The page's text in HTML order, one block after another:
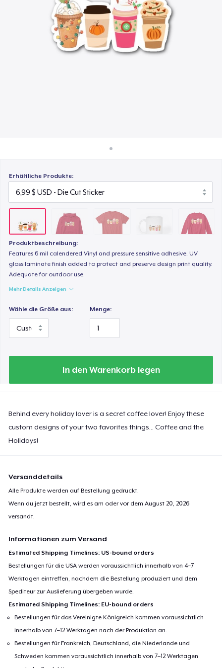
Überall verkaufen
Etwas verkaufen
Erhältliche Produkte:
Produktbeschreibung:
Features 6 mil calendered Vinyl and pressure sensitive adhesive. UV
gloss laminate finish added to protect and preserve design print quality.
Adequate for outdoor use.
Mehr Details Anzeigen
Wähle die Größe aus: Menge:
In den Warenkorb legen
Behind every holiday lover is a secret coffee lover! Enjoy these
custom designs of your two favorites things... Coffee and the
Holidays!
Versanddetails
Alle Produkte werden auf Bestellung gedruckt.
Wenn du jetzt bestellt, wird es am oder vor demAugust 20, 2026
versandt.
Informationen zum Versand
Estimated Shipping Timelines: US-bound orders
Bestellungen für die USA werden voraussichtlich innerhalb von 4–7
Werktagen eintreffen, nachdem die Bestellung produziert und dem
Spediteur zur Auslieferung übergeben wurde.
Estimated Shipping Timelines: EU-bound orders
Bestellungen für das Vereinigte Königreich kommen voraussichtlich
innerhalb von 7–12 Werktagen nach der Produktion an.
Bestellungen für Frankreich, Deutschland, die Niederlande und
Schweden kommen voraussichtlich innerhalb von 7–12 Werktagen
Comfort Tee
18,98 $